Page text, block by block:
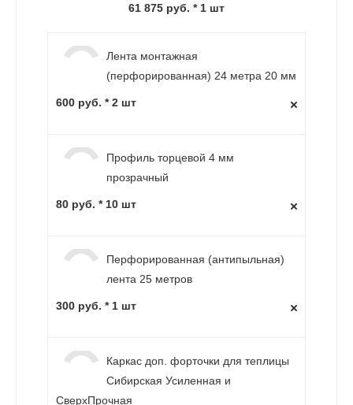
61 875 руб. * 1 шт
Лента монтажная
(перфорированная) 24 метра 20 мм
600 руб. * 2 шт
Профиль торцевой 4 мм
прозрачный
80 руб. * 10 шт
Перфорированная (антипыльная)
лента 25 метров
300 руб. * 1 шт
Каркас доп. форточки для теплицы
Сибирская Усиленная и
СверхПрочная